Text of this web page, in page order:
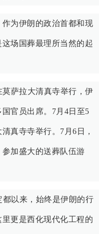
为伊朗的政治首都和现
场国葬最理所当然的起
萨拉大清真寺举行，伊
官员出席。7月4日至5
真寺寺举行。7月6日，
加盛大的送葬队伍游
以来，始终是伊朗的行
更是西化现代化工程的